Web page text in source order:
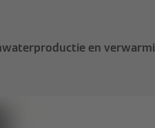
en